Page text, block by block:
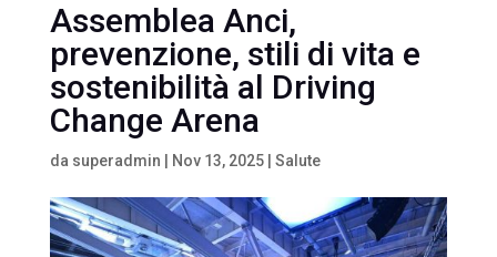
Assemblea Anci,
prevenzione, stili di vita e
sostenibilità al Driving
Change Arena
da superadmin Nov 13, 2025| Salute